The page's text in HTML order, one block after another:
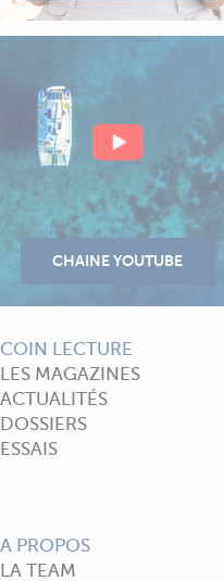
COIN LECTURE
LES MAGAZINES
ACTUALITÉS
DOSSIERS
ESSAIS
A PROPOS
LA TEAM